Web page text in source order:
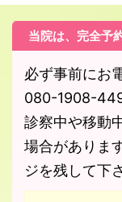
当院は、完全予
必ず事前にお
080-1908-
診察中や移動
場合がありま
ジを残して下